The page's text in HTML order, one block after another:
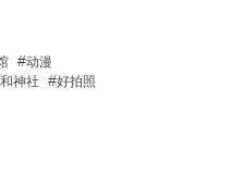
动漫
神社
好拍照